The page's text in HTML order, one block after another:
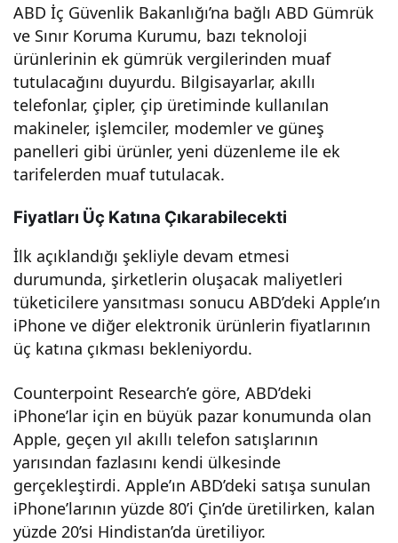
ABD İç Güvenlik Bakanlığı’na bağlı ABD Gümrük
ve Sınır Koruma Kurumu, bazı teknoloji
ürünlerinin ek gümrük vergilerinden muaf
tutulacağını duyurdu. Bilgisayarlar, akıllı
telefonlar, çipler, çip üretiminde kullanılan
makineler, işlemciler, modemler ve güneş
panelleri gibi ürünler, yeni düzenleme ile ek
tarifelerden muaf tutulacak.
Fiyatları Üç Katına Çıkarabilecekti
İlk açıklandığı şekliyle devam etmesi
durumunda, şirketlerin oluşacak maliyetleri
tüketicilere yansıtması sonucu ABD’deki Apple’ın
iPhone ve diğer elektronik ürünlerin fiyatlarının
üç katına çıkması bekleniyordu.
Counterpoint Research’e göre, ABD’deki
iPhone’lar için en büyük pazar konumunda olan
Apple, geçen yıl akıllı telefon satışlarının
yarısından fazlasını kendi ülkesinde
gerçekleştirdi. Apple’ın ABD’deki satışa sunulan
iPhone’larının yüzde 80’i Çin’de üretilirken, kalan
yüzde 20’si Hindistan’da üretiliyor.
düş
üre
n
kara
r,
kull
anıc
sevi
di!